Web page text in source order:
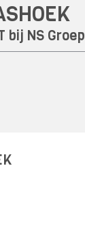
bij NS Groep